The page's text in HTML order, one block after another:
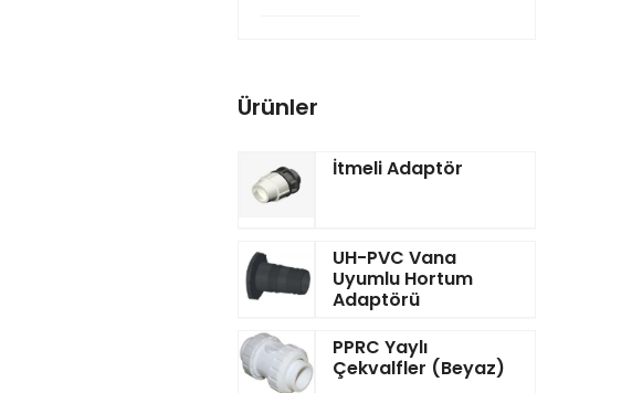
Ürünler
İtmeli Adaptör
UH-PVC Vana
Uyumlu Hortum
Adaptörü
PPRC Yaylı
Çekvalfler (Beyaz)